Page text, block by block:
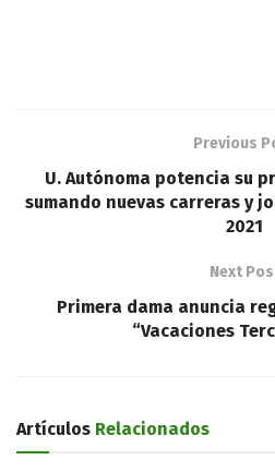
Previous
U. Autónoma potencia su
sumando nuevas carreras y
2021
Next
Primera dama anuncia
“Vacaciones
Artículos Relacionados